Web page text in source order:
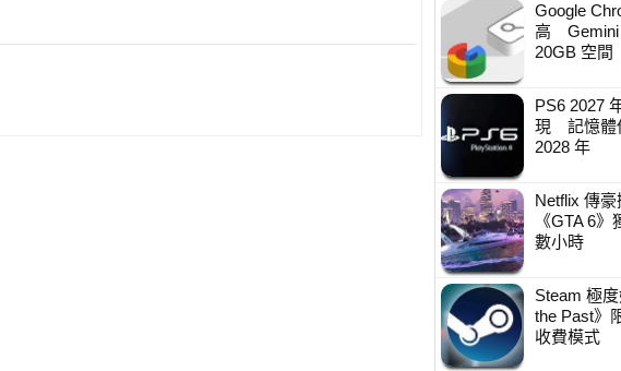
Google
高 Gemini
20GB 空間
PS6 2027
現 記憶體
2028 年
Netflix 傳
《GTA 6
數小時
Steam 極
the Past》
收費模式